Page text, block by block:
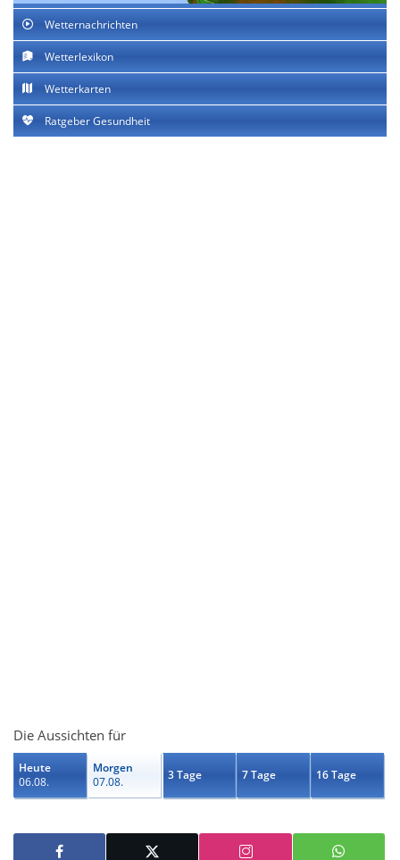
Wetternachrichten
Wetterlexikon
Wetterkarten
Ratgeber Gesundheit
Die Aussichten für
Heute
06.08.
Morgen
07.08.
3 Tage 7 Tage 16 Tage